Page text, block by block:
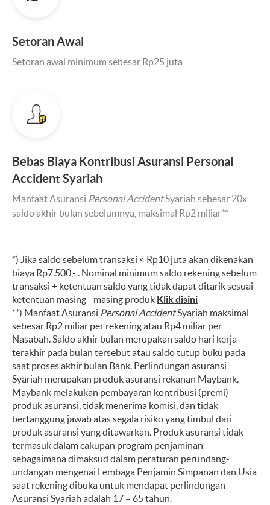
Setoran Awal
Setoran awal minimum sebesar Rp25 juta
Bebas Biaya Kontribusi Asuransi Personal
Accident Syariah
Manfaat Asuransi Personal AccidentSyariah sebesar 20x
saldo akhir bulan sebelumnya, maksimal Rp2 miliar**
*) Jika saldo sebelum transaksi < Rp10 juta akan dikenakan
biaya Rp7.500,- . Nominal minimum saldo rekening sebelum
transaksi + ketentuan saldo yang tidak dapat ditarik sesuai
ketentuan masing –masing produk Klik disini
**) Manfaat Asuransi Personal AccidentSyariah maksimal
sebesar Rp2 miliar per rekening atau Rp4 miliar per
Nasabah. Saldo akhir bulan merupakan saldo hari kerja
terakhir pada bulan tersebut atau saldo tutup buku pada
saat proses akhir bulan Bank. Perlindungan asuransi
Syariah merupakan produk asuransi rekanan Maybank.
Maybank melakukan pembayaran kontribusi (premi)
produk asuransi, tidak menerima komisi, dan tidak
bertanggung jawab atas segala risiko yang timbul dari
produk asuransi yang ditawarkan. Produk asuransi tidak
termasuk dalam cakupan program penjaminan
sebagaimana dimaksud dalam peraturan perundang-
undangan mengenai Lembaga Penjamin Simpanan dan Usia
saat rekening dibuka untuk mendapat perlindungan
Asuransi Syariah adalah 17 – 65 tahun.